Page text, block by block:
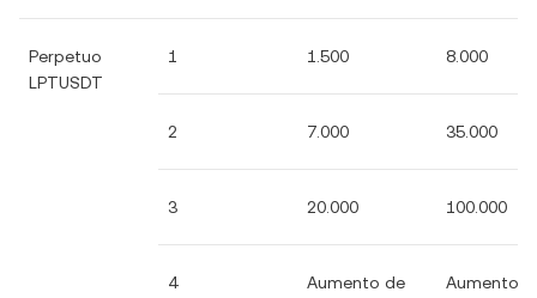
Perpetuo
LPTUSDT
1 1.500 8.000
2 7.000 35.000
3 20.000 100.000
4
Aumento de
Aumento